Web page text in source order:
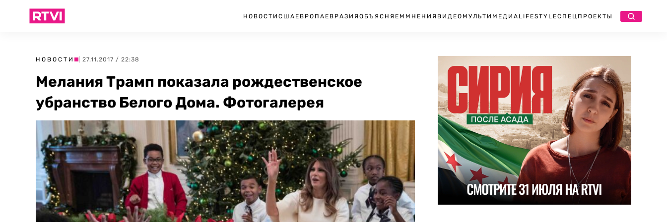
НОВОСТИ США ЕВРОПА ЕВРАЗИЯ ОБЪЯСНЯЕМ МНЕНИЯ ВИДЕО МУЛЬТИМЕДИА LIFESTYLEСПЕЦПРОЕКТЫ
НОВОСТИ | 27.11.2017 / 22:38
Мелания Трамп показала рождественское
убранство Белого Дома. Фотогалерея